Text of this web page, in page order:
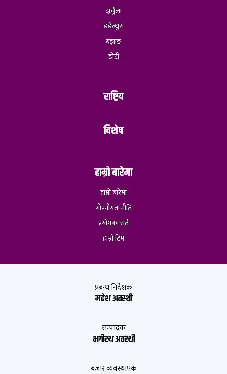
दार्चुला
डडेल्धुरा
बझाङ
डोटी
राष्ट्रिय
विशेष
हाम्रो बारेमा
हाम्रो बारेमा
गोपनीयता नीति
प्रयोगका सर्त
हाम्रो टिम
प्रबन्ध निर्देशक
महेश अवस्थी
सम्पादक
भगीरथ अवस्थी
बजार व्यवस्थापक